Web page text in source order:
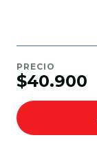
PRECIO
$40.900